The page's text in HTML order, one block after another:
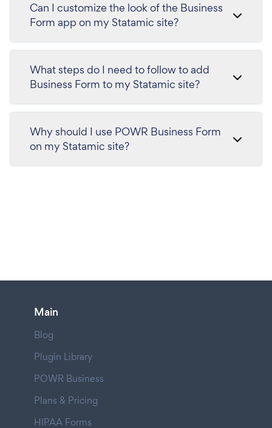
Can I customize the look of the Business
Form app on my Statamic site?
What steps do I need to follow to add
Business Form to my Statamic site?
Why should I use POWR Business Form
on my Statamic site?
Main
Blog
Plugin Library
POWR Business
Plans & Pricing
HIPAA Forms